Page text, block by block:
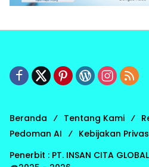
Beranda Tentang Kami
Pedoman AI
Kebijakan
Penerbit : PT. INSAN CITA